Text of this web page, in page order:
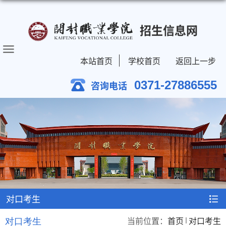
招生信息网
本站首页 学校首页 返回上一步
咨询电话 0371-27886555
对口考生
当前位置： 首页 对口考生
对口考生